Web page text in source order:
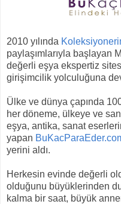
2010 yılında
paylaşımlarıyla başlayan
değerli eşya ekspertiz
girişimcilik yolculuğuna
Ülke ve dünya çapında
her döneme, ülkeye ve
eşya, antika, sanat
yapan
yerini aldı.
Herkesin evinde değerli
olduğunu büyüklerinden
kalma bir saat, büyük